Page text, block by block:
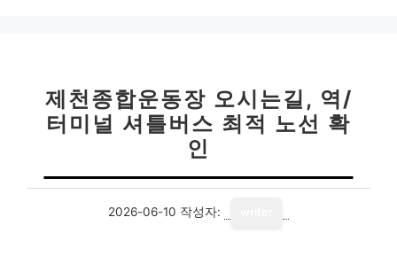
제천종합운동장 오시는길, 역/
터미널 셔틀버스 최적 노선 확
인
2026-06-10 작성자: